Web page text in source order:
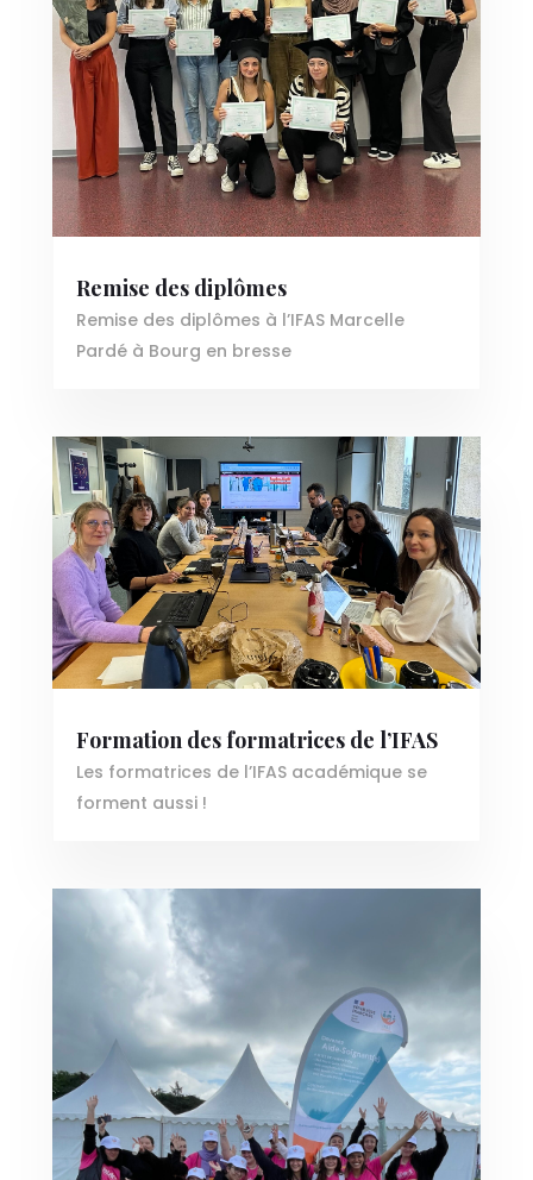
Remise des diplômes
Remise des diplômes à l’IFAS Marcelle
Pardé à Bourg en bresse
Formation des formatrices de l’IFAS
Les formatrices de l’IFAS académique se
forment aussi !